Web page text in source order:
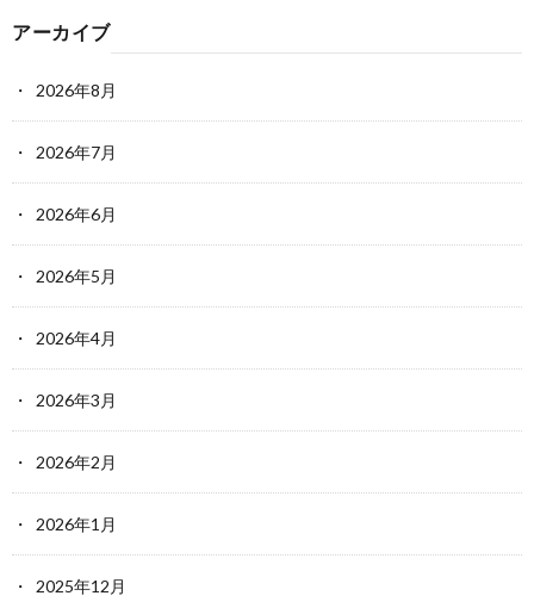
アーカイブ
2026年8月
2026年7月
2026年6月
2026年5月
2026年4月
2026年3月
2026年2月
2026年1月
2025年12月